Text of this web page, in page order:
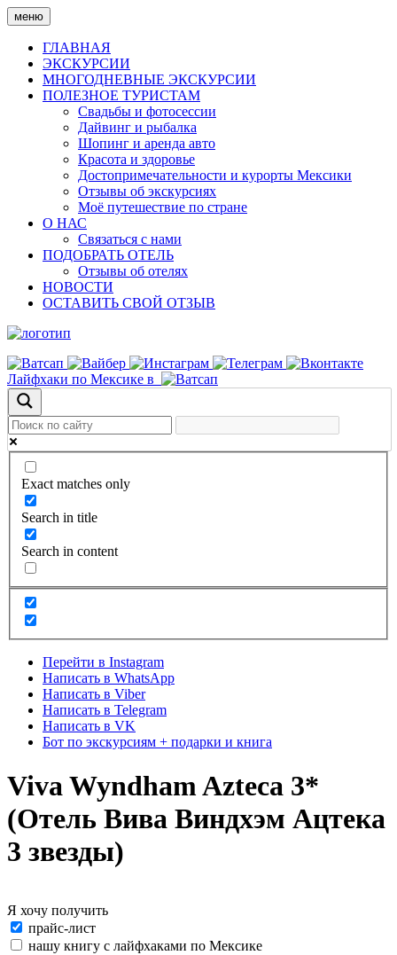
Skip
to
content
меню
ГЛАВНАЯ
ЭКСКУРСИИ
МНОГОДНЕВНЫЕ ЭКСКУРСИИ
ПОЛЕЗНОЕ ТУРИСТАМ
Свадьбы и фотосессии
Дайвинг и рыбалка
Шопинг и аренда авто
Красота и здоровье
Достопримечательности и курорты Мексики
Отзывы об экскурсиях
Моё путешествие по стране
О НАС
Связаться с нами
ПОДОБРАТЬ ОТЕЛЬ
Отзывы об отелях
НОВОСТИ
ОСТАВИТЬ СВОЙ ОТЗЫВ
Лайфхаки по Мексике в
Exact matches only
Search in title
Search in content
Перейти в Instagram
Написать в WhatsApp
Написать в Viber
Написать в Telegram
Написать в VK
Бот по экскурсиям + подарки и книга
Viva Wyndham Azteca 3*
(Отель Вива Виндхэм Ацтека
3 звезды)
Я хочу получить
Я
хочу
прайс-лист
нашу книгу с лайфхаками по Мексике